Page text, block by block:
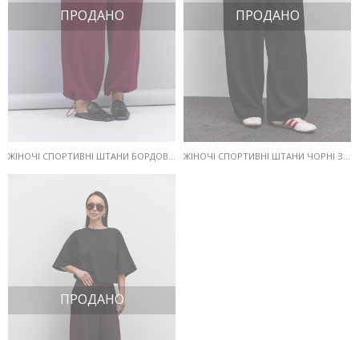
ПРОДАНО
ЖІНОЧІ СПОРТИВНІ ШТАНИ БОРДОВІ З КУЛІСКОЮ ВНИЗУ
ПРОДАНО
ЖІНОЧІ СПОРТИВНІ ШТАНИ ЧОРНІ З КУЛІСКОЮ ВНИЗУ
ПРОДАНО